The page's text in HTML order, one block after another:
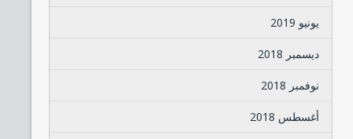
يونيو 2019
ديسمبر 2018
نوفمبر 2018
أغسطس 2018